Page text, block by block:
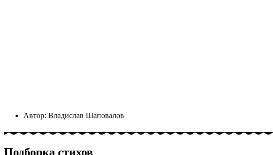
Автор: Владислав Шаповалов
Подборка стихов